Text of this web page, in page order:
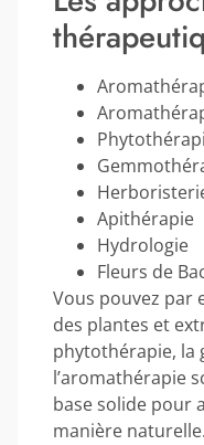
Apithérapie
Hydrologie
Fleurs de
Vous pouvez par
des plantes et
phytothérapie, la
l’aromathérapie
base solide pour
manière naturelle.